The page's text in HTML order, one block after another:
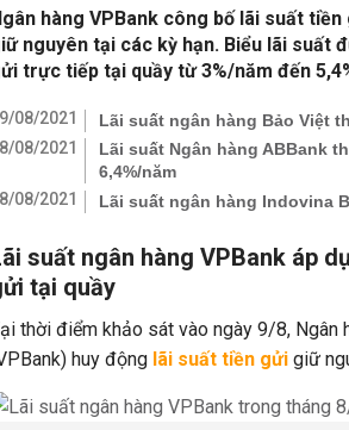
hàng VPBank công bố lãi suất
nguyên tại các kỳ hạn. Biểu lãi suất
trực tiếp tại quầy từ 3%/năm đến
08/2021
Lãi suất ngân hàng Bảo Việt
08/2021
Lãi suất Ngân hàng ABBank
6,4%/năm
08/2021
Lãi suất ngân hàng Indovina
suất ngân hàng VPBank áp
tại quầy
thời điểm khảo sát vào ngày 9/8, Ngân
huy động lãi suất tiền gửi giữ